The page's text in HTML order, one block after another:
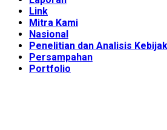
Link
Mitra Kami
Nasional
Penelitian dan Analisis
Persampahan
Portfolio